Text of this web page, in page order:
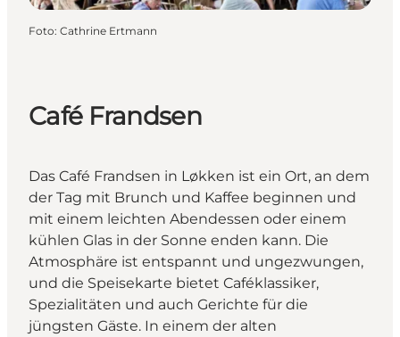
Foto: Cathrine Ertmann
Café Frandsen
Das Café Frandsen in Løkken ist ein Ort, an dem
der Tag mit Brunch und Kaffee beginnen und
mit einem leichten Abendessen oder einem
kühlen Glas in der Sonne enden kann. Die
Atmosphäre ist entspannt und ungezwungen,
und die Speisekarte bietet Caféklassiker,
Spezialitäten und auch Gerichte für die
jüngsten Gäste. In einem der alten